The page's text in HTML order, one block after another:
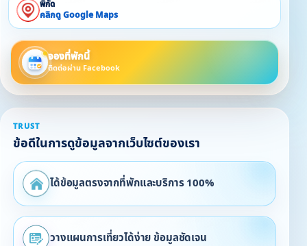
พิกัด
คลิกดู Google Maps
จองที่พักนี้
ติดต่อผ่าน Facebook
TRUST
ข้อดีในการดูข้อมูลจากเว็บไซต์ของเรา
ได้ข้อมูลตรงจากที่พักและบริการ 100%
วางแผนการเที่ยวได้ง่าย ข้อมูลชัดเจน